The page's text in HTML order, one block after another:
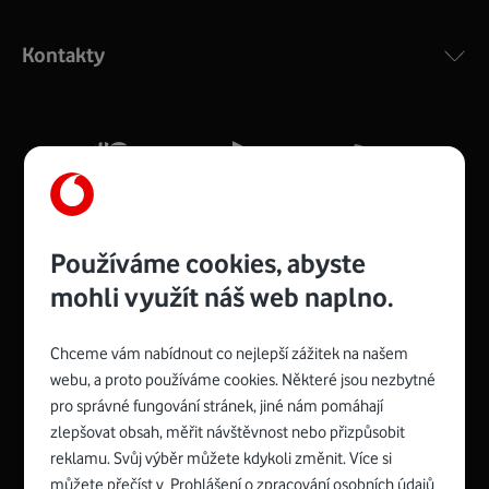
silný signál pro celou domácnost. Kompaktní rozměry 21
Více o COMPAL CH7465VF
Zyxel VMG8623-T50B:
Rozměry modemu jsou 16 x 22 x 7,5 cm (včetně stojánku)
a nabízí 4 gigabitové LAN porty a bezdrátové připojení Wi-
Spojte se s Vodafonem
Kontakty
Používáme cookies, abyste
mohli využít náš web naplno.
Chceme vám nabídnout co nejlepší zážitek na našem
webu, a proto používáme cookies. Některé jsou nezbytné
pro správné fungování stránek, jiné nám pomáhají
zlepšovat obsah, měřit návštěvnost nebo přizpůsobit
reklamu. Svůj výběr můžete kdykoli změnit. Více si
můžete přečíst v Prohlášení o zpracování osobních údajů